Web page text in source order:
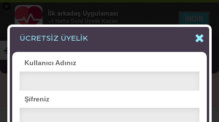
×
İlk arkadaş Uygulaması
+1 Hafta Gold Üyelik Kazan
Bedava - com.ilk.arkadas
İNDİR
Online Erkekler(389)
ÜCRETSİZ ÜYELİK
Kullanıcı Adınız
Şifreniz